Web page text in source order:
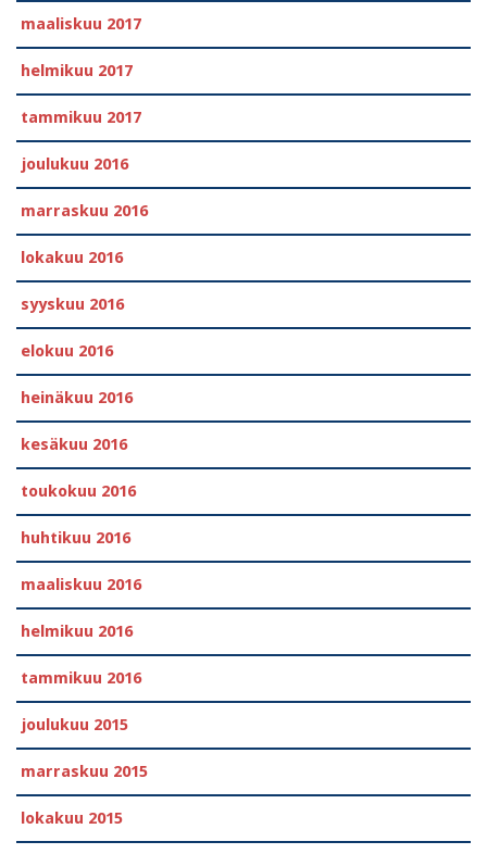
maaliskuu 2017
helmikuu 2017
tammikuu 2017
joulukuu 2016
marraskuu 2016
lokakuu 2016
syyskuu 2016
elokuu 2016
heinäkuu 2016
kesäkuu 2016
toukokuu 2016
huhtikuu 2016
maaliskuu 2016
helmikuu 2016
tammikuu 2016
joulukuu 2015
marraskuu 2015
lokakuu 2015